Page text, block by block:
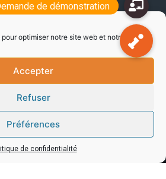
optimiser notre site web et notre service.
Accepter
Refuser
Préférences
de confidentialité
rue Emile Zola,
Contact
sociaux